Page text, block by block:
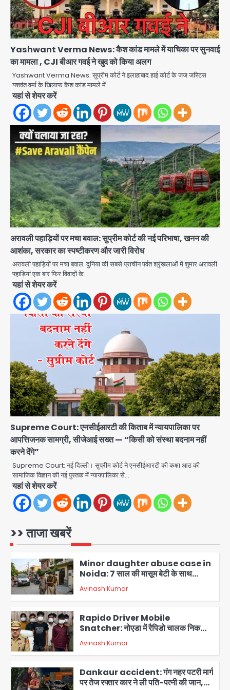
Yashwant Verma News: कैश कांड मामले में याचिका पर सुनवाई
का मामला , CJI बीआर गवई ने खुद को किया अलग
Yashwant Verma News: सुप्रीम कोर्ट ने इलाहाबाद हाई कोर्ट के जज जस्टिस
यशवंत वर्मा के खिलाफ कैश कांड मामले में…
यहां से शेयर करें
अरावली पहाड़ियों पर मचा बवाल: सुप्रीम कोर्ट की नई परिभाषा, खनन की
आशंका, सरकार का स्पष्टीकरण और जारी विरोध
अरावली पहाड़ियों पर मचा बवाल: दुनिया की सबसे प्राचीन पर्वत श्रृंखलाओं में शुमार अरावली
पहाड़ियां एक बार फिर विवादों के…
यहां से शेयर करें
Supreme Court: एनसीईआरटी की किताब में न्यायपालिका पर
आपत्तिजनक सामग्री, सीजेआई सख्त — “किसी को संस्था बदनाम नहीं
करने देंगे”
Supreme Court: नई दिल्ली। सुप्रीम कोर्ट ने एनसीईआरटी की कक्षा आठ की
सामाजिक विज्ञान की नई पुस्तक में न्यायपालिका से…
यहां से शेयर करें
>> ताजा खबरें
2
Minor daughter abuse case in
Noida: 7 साल की मासूम बेटी के साथ
अश्लील हरकत करने वाले पिता को मां ने रंगेहाथ
Rapido Driver Mobile
Snatcher: नोएडा में रैपिडो चालक निकला
मोबाइल स्नैचर गैंग का मास्टरमाइंड, जीरा-बॉल
बेचने वालों को बेचता था चोरी के फोन; 8
गिरफ्तार, 98 मोबाइल और 450 पार्ट्स बरामद
Avinash Kumar
4
Dankaur accident: गंग नहर पटरी मार्ग
पर तेज रफ्तार कार ने ली पति-पत्नी की जान,
गांव में मातम
Avinash Kumar
5
Greater Noida road accident:
तेज रफ्तार कार की टक्कर से बाइक सवार दो
युवकों की मौत, परिवारों में मातम
Avinash Kumar
Video call funeral: सोनीपत वृद्धाश्रम
तीनों बेटियों ने वीडियो कॉल पर देखा अंतिम
संस्कार, भेजे ₹5100; अस्थियां लेने भी नहीं
पहुंचीं
Avinash Kumar
2
अश्लील हरकत करने वाले पिता को मां ने रंगेहाथ
पकड़ा, पुलिस ने किया गिरफ्तार
3
Rapido Driver Mobile
Snatcher: नोएडा में रैपिडो चालक निकला
मोबाइल स्नैचर गैंग का मास्टरमाइंड, जीरा-बॉल
बेचने वालों को बेचता था चोरी के फोन; 8
गिरफ्तार, 98 मोबाइल और 450 पार्ट्स बरामद
4
Dankaur accident: गंग नहर पटरी मार्ग
पर तेज रफ्तार कार ने ली पति-पत्नी की जान,
गांव में मातम